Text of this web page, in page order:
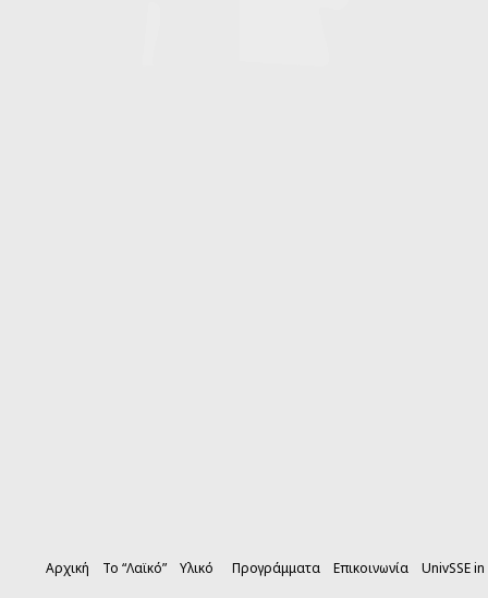
Αρχική Το “Λαϊκό” Υλικό Προγράμματα Επικοινωνία UnivSSE